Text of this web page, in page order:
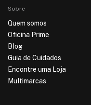
Sobre
Quem somos
Oficina Prime
Blog
Guia de Cuidados
Encontre uma Loja
Multimarcas